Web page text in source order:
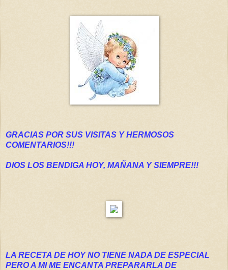
GRACIAS POR SUS VISITAS Y HERMOSOS
COMENTARIOS!!!
DIOS LOS BENDIGA HOY, MAÑANA Y SIEMPRE!!!
LA RECETA DE HOY NO TIENE NADA DE ESPECIAL
PERO A MI ME ENCANTA PREPARARLA DE